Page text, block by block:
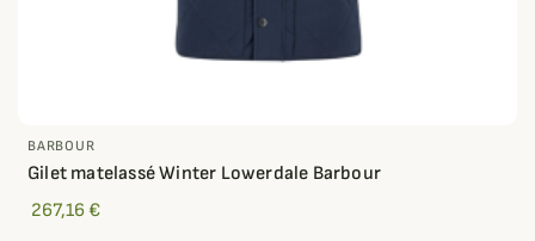
BARBOUR
Gilet matelassé Winter Lowerdale Barbour
267,16 €